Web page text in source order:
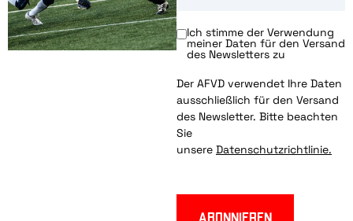
Ich stimme der Verwendung
meiner Daten für den Versand
des Newsletters zu
Der AFVD verwendet Ihre Daten
ausschließlich für den Versand
des Newsletter. Bitte beachten
Sie
unsere Datenschutzrichtlinie.
Abonnieren